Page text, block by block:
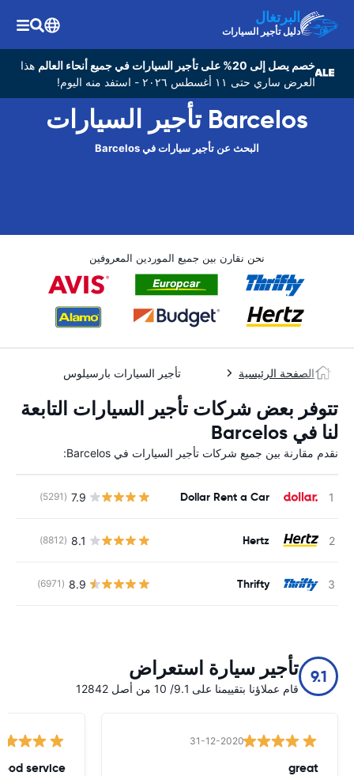
البرتغال
دليل تأجير السيارات
خصم يصل إلى 20% على تأجير السيارات في جميع أنحاء العالم
هذا
العرض ساري حتى ١١ أغسطس ٢٠٢٦ - استفد منه اليوم!
Barcelos تأجير السيارات
البحث عن تأجير سيارات في Barcelos
نحن نقارن بين جميع الموردين المعروفين
الصفحة الرئيسية تأجير السيارات بارسيلوس
تتوفر بعض شركات تأجير السيارات التابعة
لنا في Barcelos
نقدم مقارنة بين جميع شركات تأجير السيارات في Barcelos:
Dollar Rent a Car
7.9
(5291)
Hertz
8.1
(8812)
Thrifty
8.9
(6971)
9.1 تأجير سيارة استعراض
قام عملاؤنا بتقييمنا على 9.1/ 10 من أصل 12842
31-12-2020
great
service.